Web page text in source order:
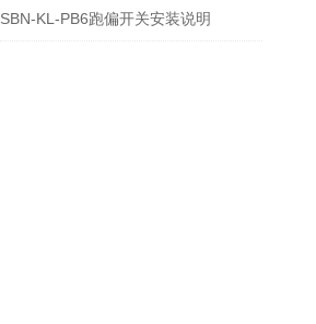
SBN-KL-PB6跑偏开关安装说明